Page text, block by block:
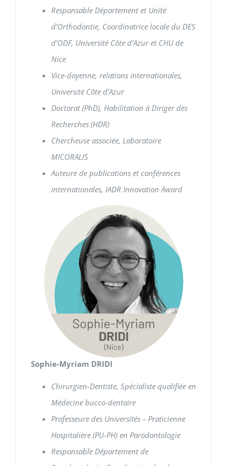
Responsable Département et Unité
d’Orthodontie, Coordinatrice locale du DES
d’ODF, Université Côte d’Azur et CHU de
Nice
Vice-doyenne, relations internationales,
Université Côte d’Azur
Doctorat (PhD), Habilitation à Diriger des
Recherches (HDR)
Chercheuse associée, Laboratoire
MICORALIS
Auteure de publications et conférences
internationales, IADR Innovation Award
Sophie-Myriam DRIDI
Chirurgien-Dentiste, Spécialiste qualifiée en
Médecine bucco-dentaire
Professeure des Universités – Praticienne
Hospitalière (PU-PH) en Parodontologie
Responsable Département de